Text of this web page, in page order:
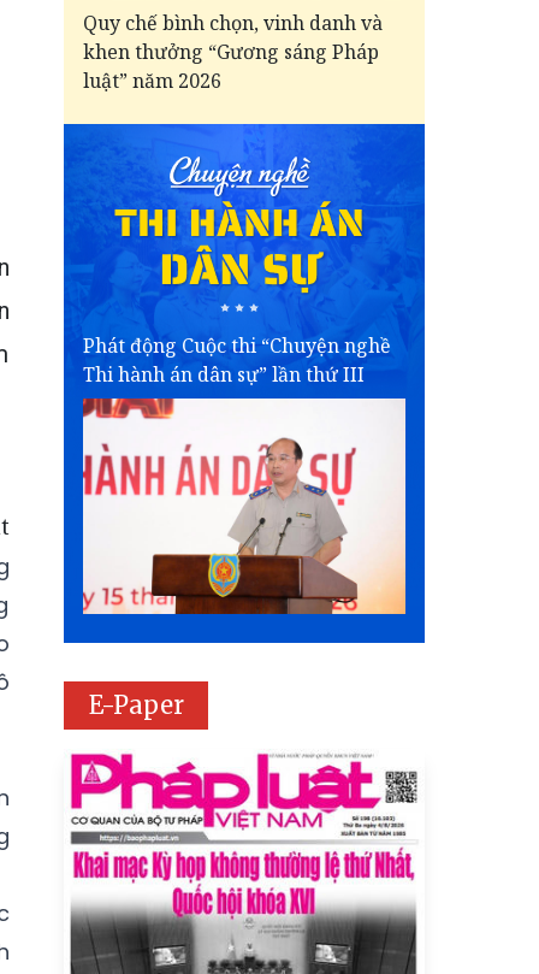
Quy chế bình chọn, vinh danh và
khen thưởng “Gương sáng Pháp
luật” năm 2026
Phát động Cuộc thi “Chuyện nghề
Thi hành án dân sự” lần thứ III
E-Paper